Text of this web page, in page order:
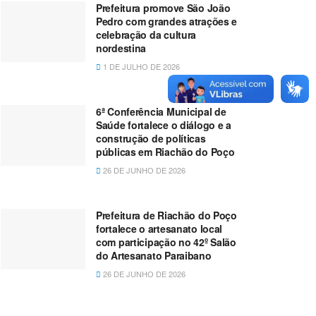
Prefeitura promove São João
Pedro com grandes atrações e
celebração da cultura
nordestina
1 DE JULHO DE 2026
6ª Conferência Municipal de
Saúde fortalece o diálogo e a
construção de políticas
públicas em Riachão do Poço
26 DE JUNHO DE 2026
Prefeitura de Riachão do Poço
fortalece o artesanato local
com participação no 42º Salão
do Artesanato Paraibano
26 DE JUNHO DE 2026